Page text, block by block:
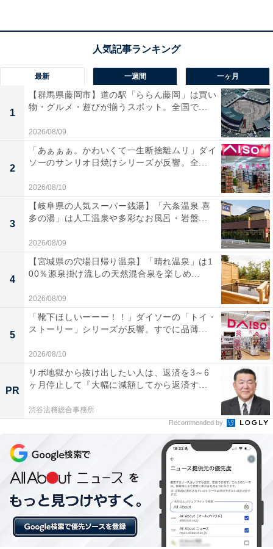
太陽光パネルを採用しているため、限られた太陽光を無
駄なく電力に変換します。USB-CやUSB-A、DC出力を
備えており、スマホやタブレット、対応するポータブル
電源などを直接充電できるのが魅力です。さらに最高水
準のIP68防水・防塵設計なので、キャンプなどのアウト
ドアや急な雨、災害時の備えとしてもタフに活躍してく
れます。
ユーザーからは「軽くて持ち運びが本当に楽」「スマホ
の充電が驚くほどスムーズ」と高評価です。一方で、
「曇りの日は発電量が落ちる」という声も。手軽に太陽
光発電を始めたい人や、荷物を減らしたいソロキャンパ
ーは、購入を検討してみてもよいかもしれません。
【今日チェックしたい】Jackeryの人気商品5選
Jackery「1500 New 1536Wh」
最新 一週間 一ヶ月
1
【群馬県藤岡市】道の駅「ららん藤岡」は買い
物・グルメ・遊びが揃うスポット。全国で...
2026/08/09
2
「あぁぁぁ。かわいくて一生断捨離ムリ」ダイ
ソーのサンリオ日焼けシリーズが反響。全...
2026/08/10
3
【岐阜県の人気スーパー銭湯】「六条温泉 喜
多の湯」は人工温泉や多彩なお風呂・岩盤...
2026/08/09
4
【宮城県の穴場日帰り温泉】「晴れ温泉」は1
00％源泉掛け流しの天然混合泉を楽しめ...
2026/08/09
5
「靴下ほしいーーー！！」ダイソーの「トイ・
ストーリー」シリーズが反響。すでに品薄...
2026/08/10
PR
リボ地獄から抜け出したい人は、返済を3～6
ヶ月停止して『大幅に減額してから返済す...
渋谷法務総合事務所
Recommended by